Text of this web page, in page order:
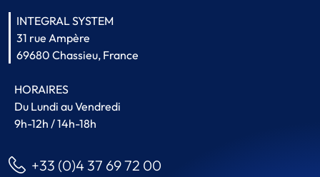
INTEGRAL SYSTEM
31 rue Ampère
69680 Chassieu, France
HORAIRES
Du Lundi au Vendredi
9h-12h / 14h-18h
+33 (0)4 37 69 72 00